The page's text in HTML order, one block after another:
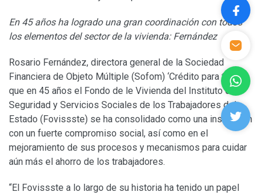
En 45 años ha logrado una gran coordinación con todos
los elementos del sector de la vivienda: Fernández
Rosario Fernández, directora general de la Sociedad
Financiera de Objeto Múltiple (Sofom) ‘Crédito para ti’, dijo
que en 45 años el Fondo de le Vivienda del Instituto de
Seguridad y Servicios Sociales de los Trabajadores del
Estado (Fovissste) se ha consolidado como una institución
con un fuerte compromiso social, así como en el
mejoramiento de sus procesos y mecanismos para cuidar
aún más el ahorro de los trabajadores.
“El Fovissste a lo largo de su historia ha tenido un papel